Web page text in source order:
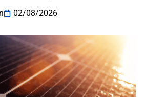
02/08/2026